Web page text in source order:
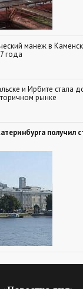
манеж в
года
и Ирбите стала
рынке
получил